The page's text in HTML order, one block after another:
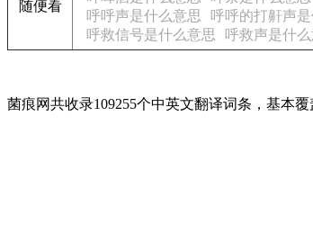
随便看
呼呼声是什么意思
呼呼的打鼾声
呼救信号是什么意思
呼救声是什
菌痕网共收录109255个中英文翻译词条，基本